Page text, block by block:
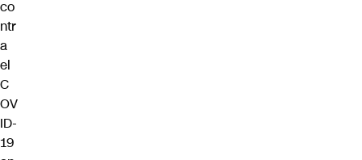
co
ntr
a
el
C
OV
ID-
19